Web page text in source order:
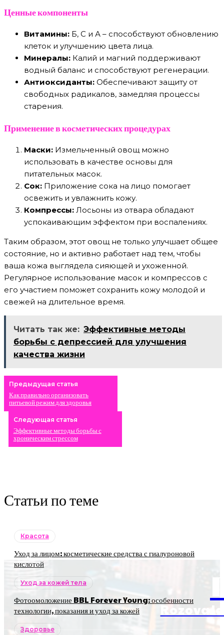
Ценные компоненты
Витамины: Б, С и А – способствуют обновлению
клеток и улучшению цвета лица.
Минералы: Калий и магний поддерживают
водный баланс и способствуют регенерации.
Антиоксиданты: Обеспечивают защиту от
свободных радикалов, замедляя процессы
старения.
Применение в косметических процедурах
Маски: Измельченный овощ можно
использовать в качестве основы для
питательных масок.
Сок: Приложение сока на лицо помогает
освежить и увлажнить кожу.
Компрессы: Лосьоны из отвара обладают
успокаивающим эффектом при воспалениях.
Таким образом, этот овощ не только улучшает общее
состояние, но и активно работает над тем, чтобы
ваша кожа выглядела сияющей и ухоженной.
Регулярное использование масок и компрессов с
его участием поможет сохранить кожу молодой и
свежей на длительное время.
Читать так же: Эффективные методы
борьбы с депрессией для улучшения
качества жизни
Предыдущая статья
Как правильно организовать
питьевой режим для здоровья
Следующая статья
Эффективные методы борьбы с
хроническим стрессом
Статьи по теме
Красота
Уход за лицом: косметические средства с гиалуроновой
кислотой
Уход за кожей тела
Фотоомоложение BBL Forever Young: особенности
технологии, показания и уход за кожей
Здоровье